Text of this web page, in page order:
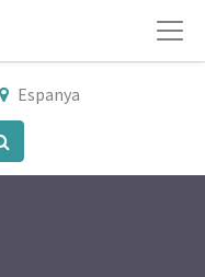
Espanya